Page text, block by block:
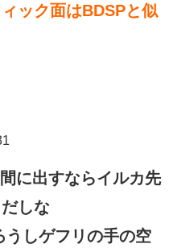
ック面はBDSPと似
に出すならイルカ先
しな
うしゲフリの手の空